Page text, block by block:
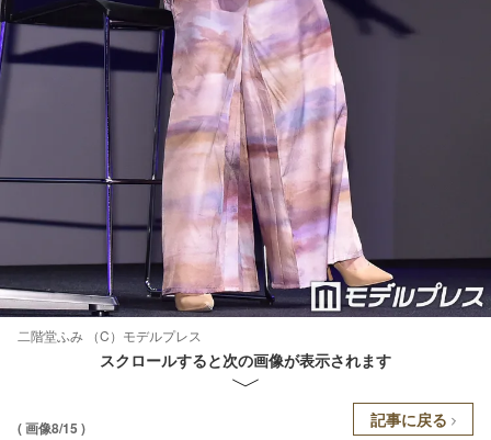
二階堂ふみ （C）モデルプレス
スクロールすると次の画像が表示されます
( 画像8/15 ) 記事に戻る